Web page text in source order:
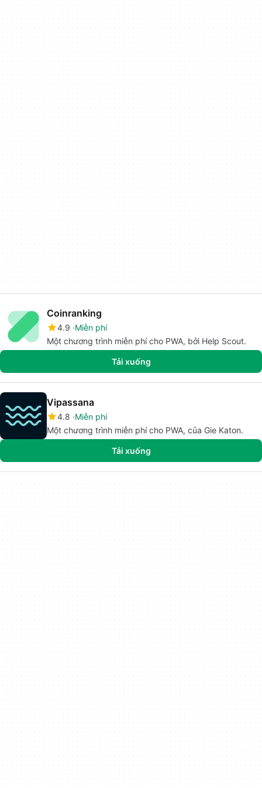
Coinranking
4.9 Miễn phí
Một chương trình miễn phí cho PWA, bởi Help Scout.
Tải xuống
Vipassana
4.8 Miễn phí
Một chương trình miễn phí cho PWA, của Gie Katon.
Tải xuống